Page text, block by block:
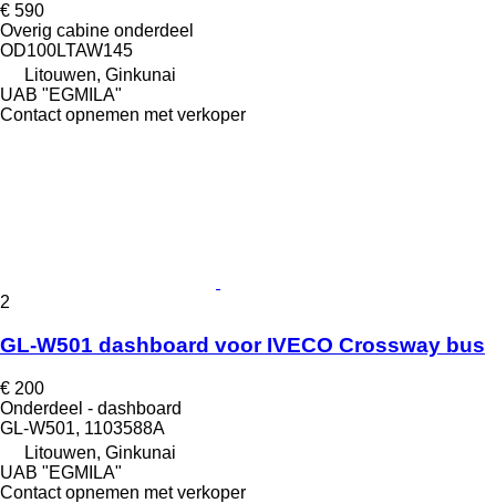
€ 590
Overig cabine onderdeel
OD100LTAW145
Litouwen, Ginkunai
UAB "EGMILA"
Contact opnemen met verkoper
2
GL-W501 dashboard voor IVECO Crossway bus
€ 200
Onderdeel - dashboard
GL-W501, 1103588A
Litouwen, Ginkunai
UAB "EGMILA"
Contact opnemen met verkoper